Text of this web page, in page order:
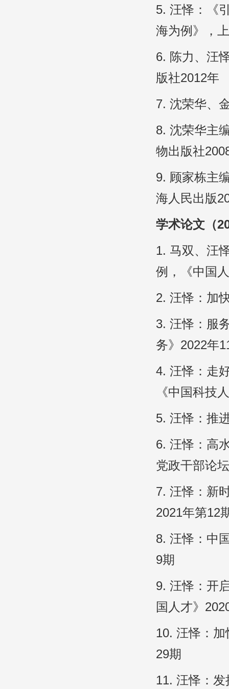
5. 汪怿：《
海为例》，
6. 陈力、汪
版社2012年
7. 沈荣华、
8. 沈荣华主
物出版社
9. 顾家栋主
海人民出版
学术论文（
1. 马双、汪
例，《中国
2. 汪怿：加
3. 汪怿：服
务》2022年
4. 汪怿：走
《中国科技
5. 汪怿：推
6. 汪怿：高
党政干部论
7. 汪怿：新
2021年第12
8. 汪怿：中
9期
9. 汪怿：开
国人才》
10. 汪怿：
29期
11. 汪怿：